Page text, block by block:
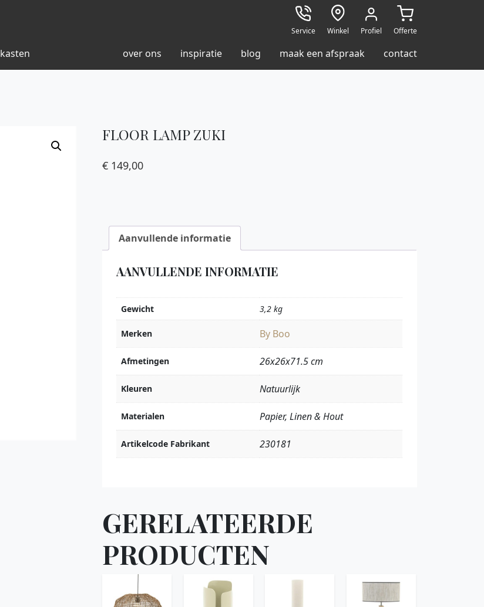
Service Winkel Profiel Offerte
kasten over ons inspiratie blog maak een afspraak contact
FLOOR LAMP ZUKI
€ 149,00
Aanvullende informatie
AANVULLENDE INFORMATIE
Gewicht 3,2 kg
Merken By Boo
Afmetingen 26x26x71.5 cm
Kleuren Natuurlijk
Materialen Papier, Linen & Hout
Artikelcode Fabrikant 230181
GERELATEERDE
PRODUCTEN